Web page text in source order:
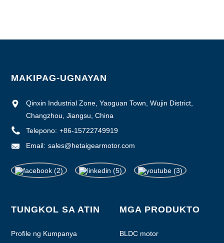
MAKIPAG-UGNAYAN
Qinxin Industrial Zone, Yaoguan Town, Wujin District,
Changzhou, Jiangsu, China
Telepono: +86-15722749919
Email: sales@hetaigearmotor.com
TUNGKOL SA ATIN
Profile ng Kumpanya
MGA PRODUKTO
BLDC motor